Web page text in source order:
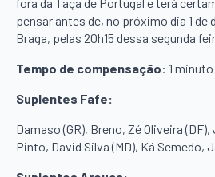
fora da Taça de Portugal e terá
pensar antes de, no próximo dia 1 de
Braga, pelas 20h15 dessa segunda
Tempo de compensação: 1 minuto
Suplentes Fafe:
Damaso (GR), Breno, Zé Oliveira
Pinto, David Silva (MD), Ká Semedo,